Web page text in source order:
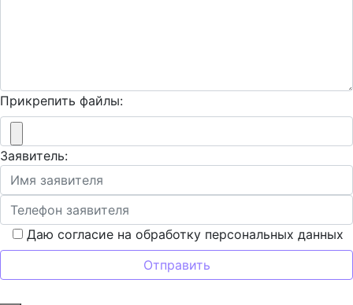
Прикрепить файлы:
Заявитель:
Даю согласие на обработку персональных данных